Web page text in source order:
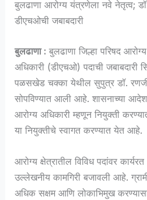
बुलढाणा आरोग्य यंत्रणेला नवे नेतृत्व;
डीएचओची जबाबदारी
बुलढाणा : बुलढाणा जिल्हा परिषद
अधिकारी (डीएचओ) पदाची जबाबदारी
पळसखेड चक्का येथील सुपुत्र डॉ.
सोपविण्यात आली आहे. शासनाच्या
आरोग्य अधिकारी म्हणून नियुक्ती
या नियुक्तीचे स्वागत करण्यात येत आहे.
आरोग्य क्षेत्रातील विविध पदांवर
उल्लेखनीय कामगिरी बजावली आहे.
अधिक सक्षम आणि लोकाभिमुख